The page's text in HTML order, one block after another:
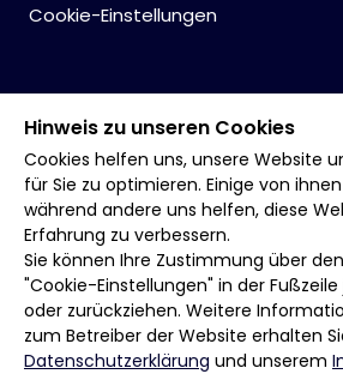
Cookie-Einstellungen
Hinweis zu unseren Cookies
Cookies helfen uns, unsere Website
für Sie zu optimieren. Einige von
während andere uns helfen, diese
Erfahrung zu verbessern.
Sie können Ihre Zustimmung über
"Cookie-Einstellungen" in der
oder zurückziehen. Weitere
zum Betreiber der Website erhalten
Datenschutzerklärung und unserem